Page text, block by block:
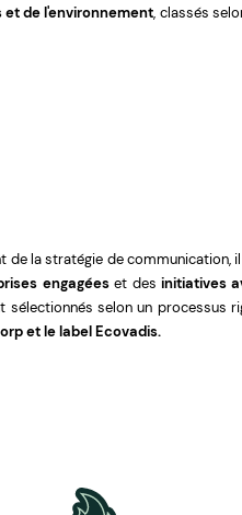
de l'environnement, classés
de la stratégie de communication,
engagéeset desinitiatives
selon un processus
et le label Ecovadis.